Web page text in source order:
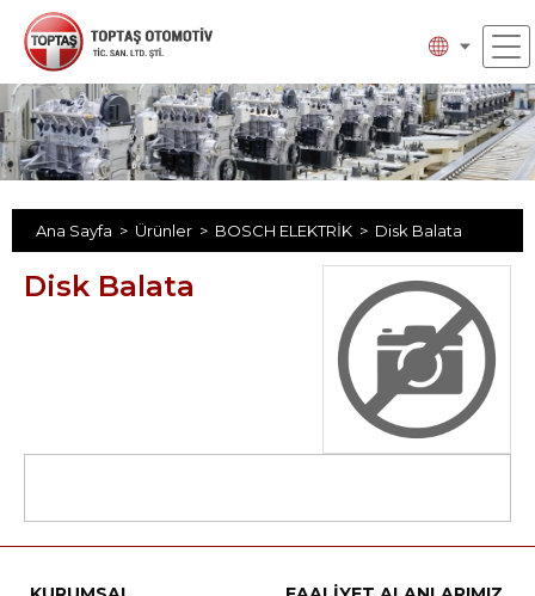
Ana Sayfa > Ürünler > BOSCH ELEKTRİK > Disk Balata
Disk Balata